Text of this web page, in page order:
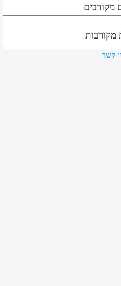
מקורבים
מקורבות
קשר